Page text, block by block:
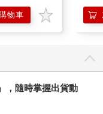
物車
，隨時掌握出貨動